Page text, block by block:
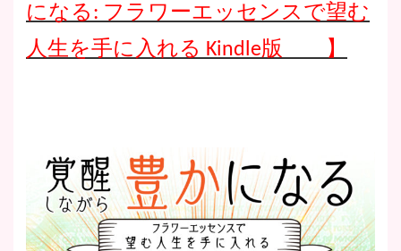
になる: フラワーエッセンスで望む
人生を手に入れる Kindle版 】